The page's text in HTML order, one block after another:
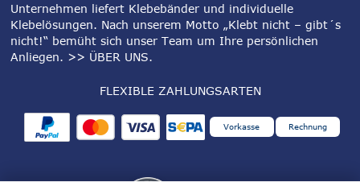
Unternehmen liefert Klebebänder und individuelle
Klebelösungen. Nach unserem Motto „Klebt nicht – gibt´s
nicht!“ bemüht sich unser Team um Ihre persönlichen
Anliegen. >> ÜBER UNS.
FLEXIBLE ZAHLUNGSARTEN
Vorkasse Rechnung